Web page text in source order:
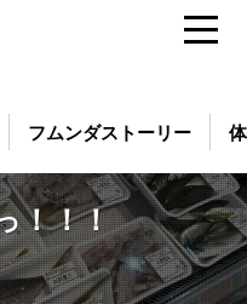
フムンダストーリー
！！！